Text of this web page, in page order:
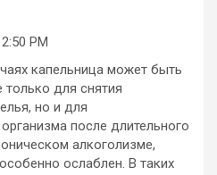
PM
капельница может быть
только для снятия
но и для
после длительного
алкоголизме,
ослаблен. В таких